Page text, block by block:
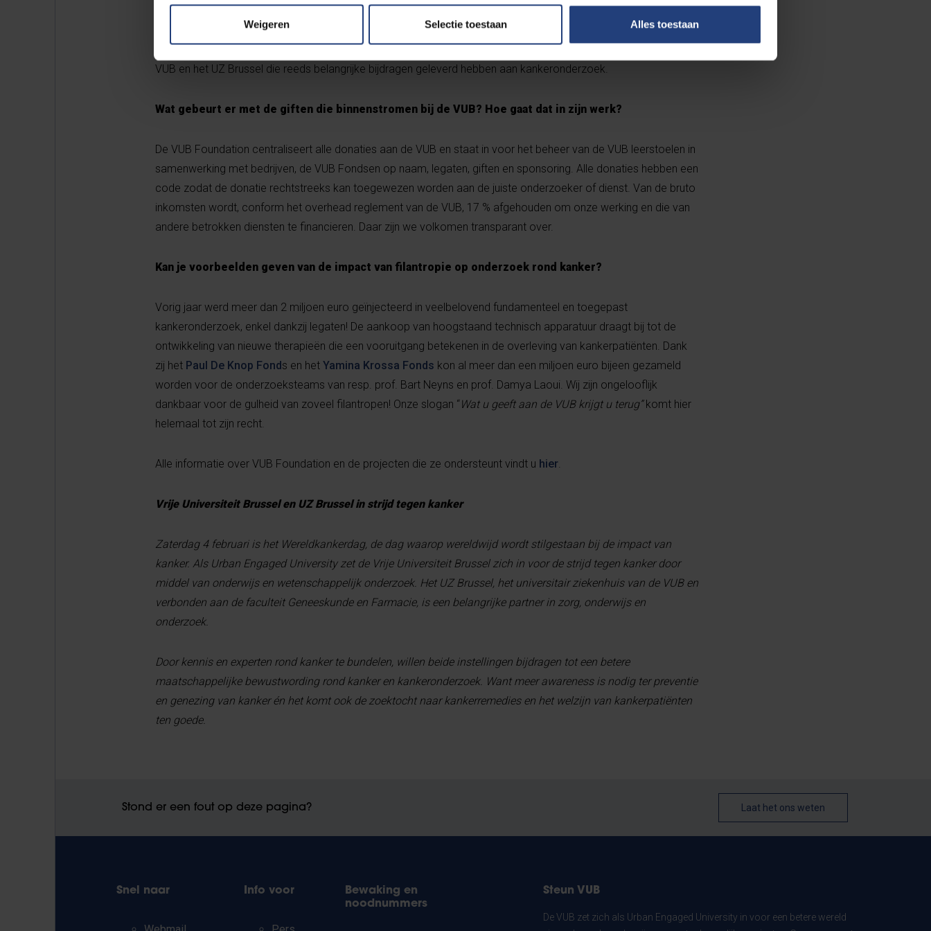
Weigeren Selectie toestaan Alles toestaan
De meeste legaten financieren kankeronderzoek en dat is bijzonder nuttig, want toponderzoek kost handenvol
geld en meer onderzoek naar kanker in al zijn facetten is en blijft hoognodig. Dankzij legaten ten bate van
kankeronderzoek kunnen belangrijke bijkomende investeringen gebeuren binnen toponderzoeksteams aan de
VUB en het UZ Brussel die reeds belangrijke bijdragen geleverd hebben aan kankeronderzoek.
Wat gebeurt er met de giften die binnenstromen bij de VUB? Hoe gaat dat in zijn werk?
De VUB Foundation centraliseert alle donaties aan de VUB en staat in voor het beheer van de VUB leerstoelen in
samenwerking met bedrijven, de VUB Fondsen op naam, legaten, giften en sponsoring. Alle donaties hebben een
code zodat de donatie rechtstreeks kan toegewezen worden aan de juiste onderzoeker of dienst. Van de bruto
inkomsten wordt, conform het overhead reglement van de VUB, 17 % afgehouden om onze werking en die van
andere betrokken diensten te financieren. Daar zijn we volkomen transparant over.
Kan je voorbeelden geven van de impact van filantropie op onderzoek rond kanker?
Vorig jaar werd meer dan 2 miljoen euro geïnjecteerd in veelbelovend fundamenteel en toegepast
kankeronderzoek, enkel dankzij legaten! De aankoop van hoogstaand technisch apparatuur draagt bij tot de
ontwikkeling van nieuwe therapieën die een vooruitgang betekenen in de overleving van kankerpatiënten. Dank
zij het Paul De Knop Fonds en het Yamina Krossa Fonds kon al meer dan een miljoen euro bijeen gezameld
worden voor de onderzoeksteams van resp. prof. Bart Neyns en prof. Damya Laoui. Wij zijn ongelooflijk
dankbaar voor de gulheid van zoveel filantropen! Onze slogan “Wat u geeft aan de VUB krijgt u terug”komt hier
helemaal tot zijn recht.
Alle informatie over VUB Foundation en de projecten die ze ondersteunt vindt u hier
Vrije Universiteit Brussel en UZ Brussel in strijd tegen kanker
Zaterdag 4 februari is het Wereldkankerdag, de dag waarop wereldwijd wordt stilgestaan bij de impact van
kanker. Als Urban Engaged University zet de Vrije Universiteit Brussel zich in voor de strijd tegen kanker door
middel van onderwijs en wetenschappelijk onderzoek. Het UZ Brussel, het universitair ziekenhuis van de VUB en
verbonden aan de faculteit Geneeskunde en Farmacie, is een belangrijke partner in zorg, onderwijs en
onderzoek.
Door kennis en experten rond kanker te bundelen, willen beide instellingen bijdragen tot een betere
maatschappelijke bewustwording rond kanker en kankeronderzoek. Want meer awareness is nodig ter preventie
en genezing van kanker én het komt ook de zoektocht naar kankerremedies en het welzijn van kankerpatiënten
ten goede.
Stond er een fout op deze pagina? Laat het ons weten
Snel naar Info voor
Bewaking en
noodnummers
Steun VUB
De VUB zet zich als Urban Engaged University in voor een betere wereld